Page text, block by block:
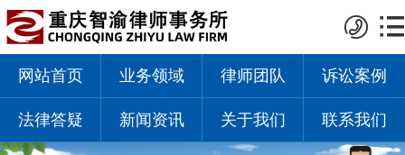
网站首页 业务领域 律师团队 诉讼案例
法律答疑 新闻资讯 关于我们 联系我们